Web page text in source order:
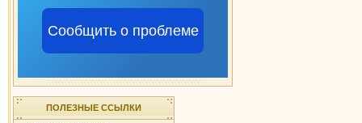
Сообщить о проблеме
ПОЛЕЗНЫЕ ССЫЛКИ